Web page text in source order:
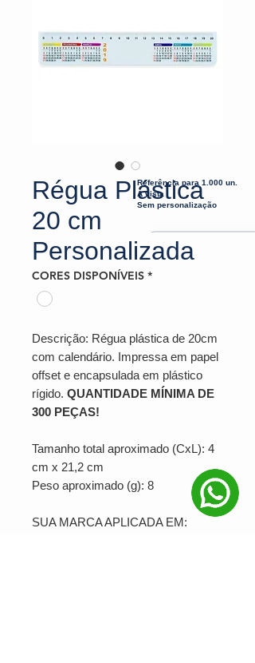
Régua Plástica
20 cm
Personalizada
CORES DISPONÍVEIS *
Descrição: Régua plástica de 20cm
com calendário. Impressa em papel
offset e encapsulada em plástico
rígido. QUANTIDADE MÍNIMA DE
300 PEÇAS!
Tamanho total aproximado (CxL): 4
cm x 21,2 cm
Peso aproximado (g): 8
SUA MARCA APLICADA EM:
Referência para 1.000 un.
À vista
Sem personalização